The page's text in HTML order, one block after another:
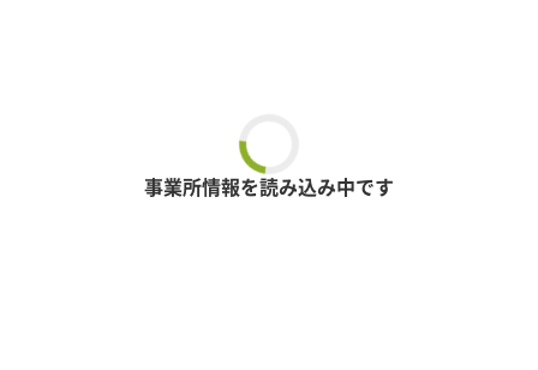
事業所情報を読み込み中です